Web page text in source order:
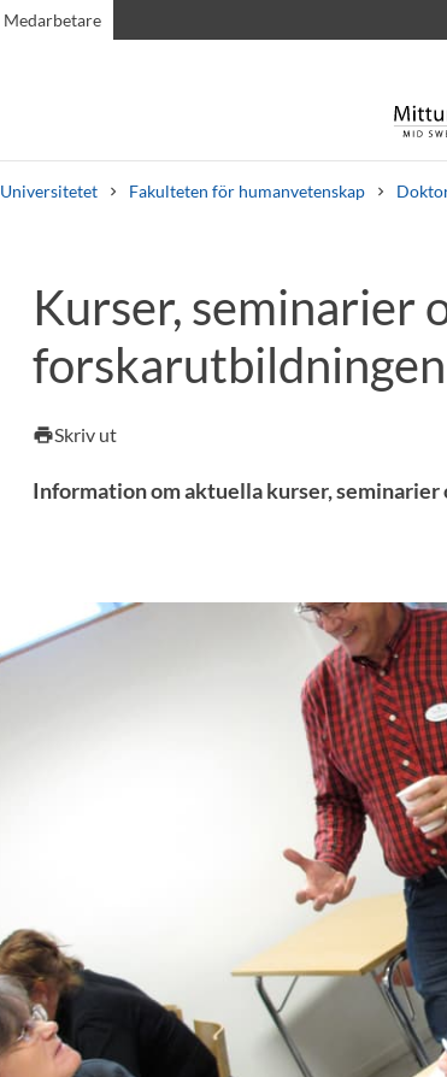
Medarbetare
Universitetet Fakulteten för humanvetenskap
Kursplaner Välkomstbrev PersonalLediga jobb
Kurser, seminarier
forskarutbildningen
printSkriv ut
Information om aktuella kurser,